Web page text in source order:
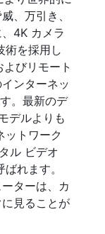
、万引き、
4K カメラ
術を採用し
びリモート
ンターネッ
。最新のデ
デルよりも
ットワーク
ル ビデオ
れます。
ターは、カ
見ることが